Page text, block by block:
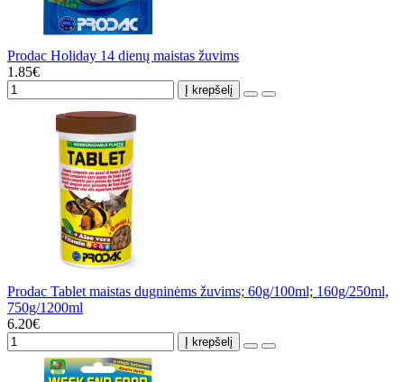
Prodac Holiday 14 dienų maistas žuvims
1.85€
Į krepšelį
Prodac Tablet maistas dugninėms žuvims; 60g/100ml; 160g/250ml,
750g/1200ml
6.20€
Į krepšelį